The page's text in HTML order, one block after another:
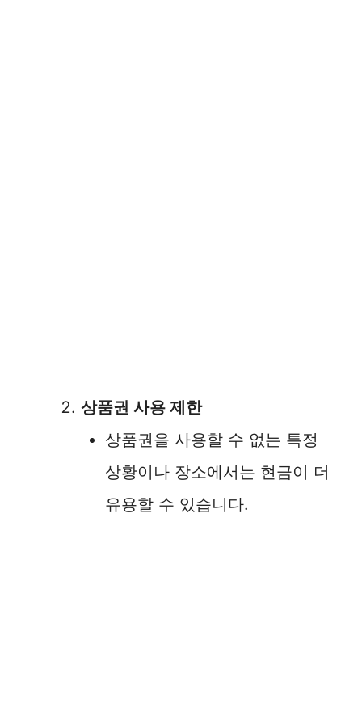
상품권 사용 제한
상품권을 사용할 수 없는 특정
상황이나 장소에서는 현금이 더
유용할 수 있습니다.